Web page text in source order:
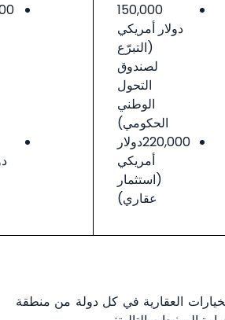
220,000دولار
235,000دولار
270,000
في كل دولة من منطقة